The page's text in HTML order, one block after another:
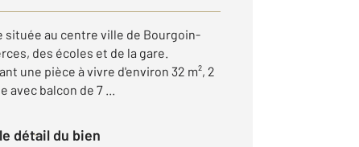
située au centre ville de Bourgoin-
des écoles et de la gare.
une pièce à vivre d'environ 32 m², 2
avec balcon de 7 ...
le détail du bien